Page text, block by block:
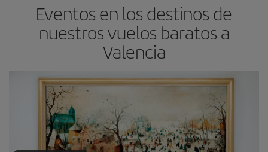
Eventos en los destinos de
nuestros vuelos baratos a
Valencia